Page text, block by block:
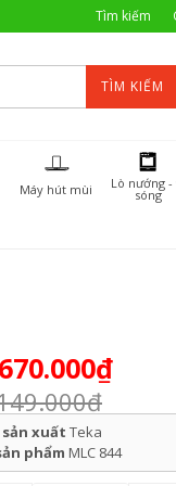
Tìm kiếm
TÌM KIẾM
Máy hút mùi Lò nướng -
sóng
sản xuất Teka
phẩm MLC 844